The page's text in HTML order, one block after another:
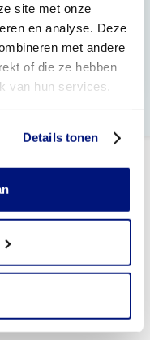
site met onze
en analyse. Deze
met andere
of die ze hebben
van hun services.
Details tonen